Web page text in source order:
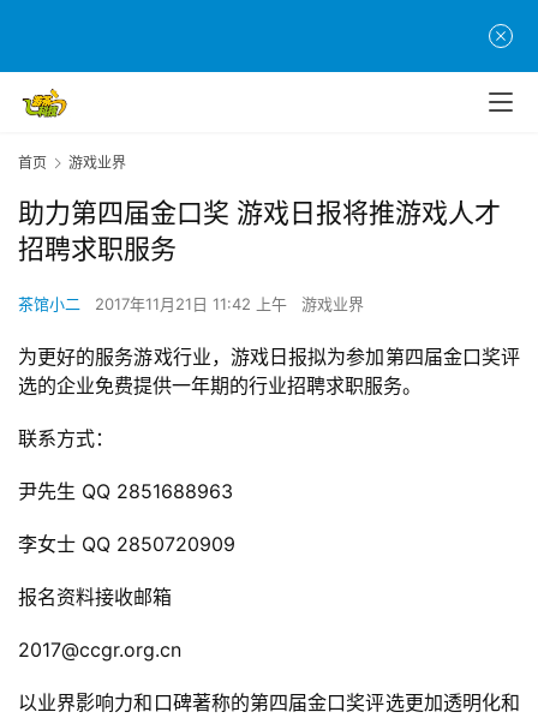
首页 游戏业界
助力第四届金口奖 游戏日报将推游戏人才
招聘求职服务
茶馆小二 2017年11月21日 11:42 上午 游戏业界
为更好的服务游戏行业，游戏日报拟为参加第四届金口奖评
选的企业免费提供一年期的行业招聘求职服务。
联系方式：
尹先生 QQ 2851688963
李女士 QQ 2850720909
报名资料接收邮箱
2017@ccgr.org.cn
以业界影响力和口碑著称的第四届金口奖评选更加透明化和